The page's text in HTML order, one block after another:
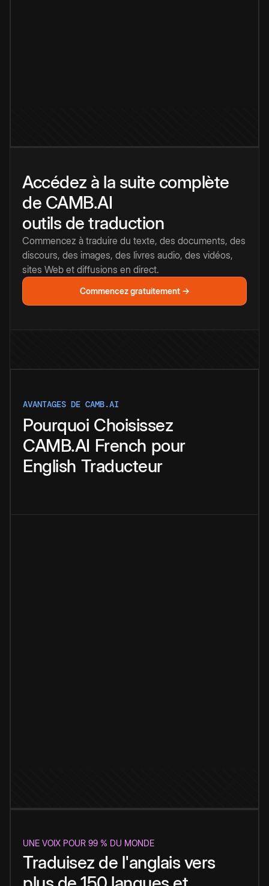
Accédez à la suite complète
de CAMB.AI
outils de traduction
Commencez à traduire du texte, des documents, des
discours, des images, des livres audio, des vidéos,
sites Web et diffusions en direct.
Commencez gratuitement →
AVANTAGES DE CAMB.AI
Pourquoi Choisissez
CAMB.AI French pour
English Traducteur
UNE VOIX POUR 99 % DU MONDE
Traduisez de l'anglais vers